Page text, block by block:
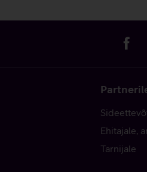
Ehitajale,
Tarnijale